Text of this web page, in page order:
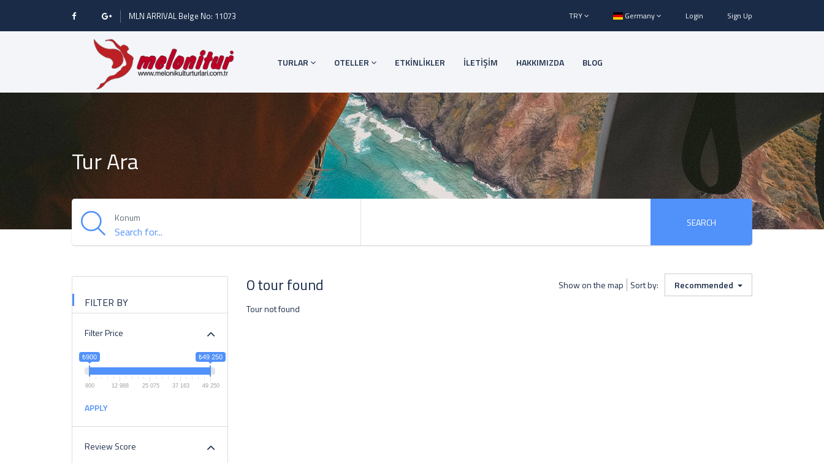
MLN ARRIVAL Belge No: 11073 TRY Germany Login Sign Up
TURLAR OTELLER ETKİNLİKLER İLETİŞİM HAKKIMIZDA BLOG
Tur Ara
Konum SEARCH
FILTER BY
Filter Price
₺900 ₺49 250
900 12 988 25 075 37 163 49 250
APPLY
Review Score
0 tour found Show on the map Sort by:
Recommended
Tour not found